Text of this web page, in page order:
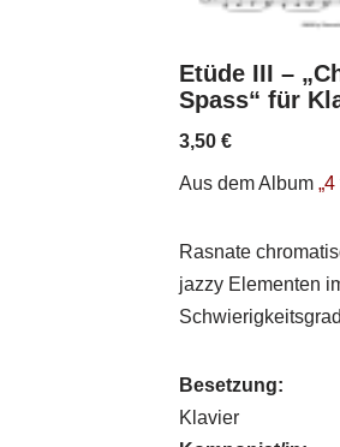
Etüde III –
Spass“ für
3,50€
Aus dem Album
Rasnate
jazzy Elementen
Besetzung:
Klavier